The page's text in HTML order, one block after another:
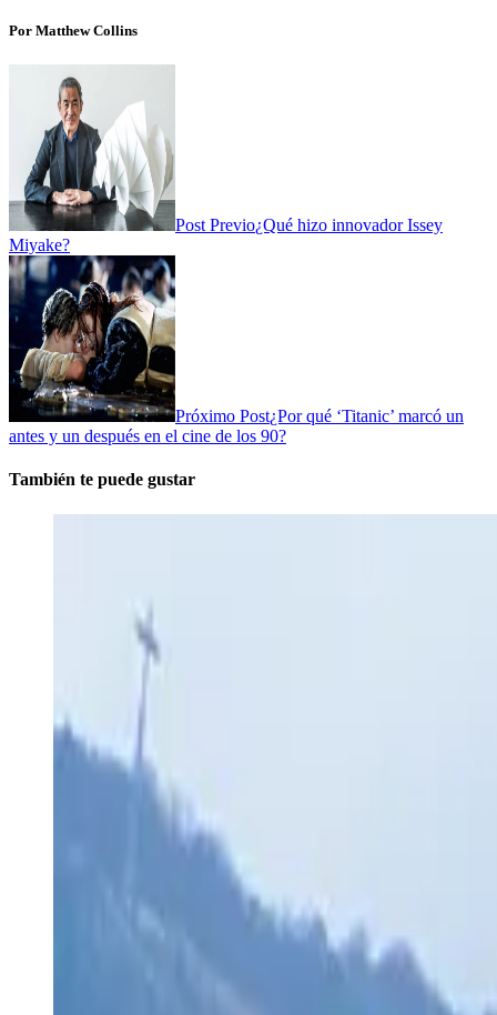
Por Matthew Collins
Post Previo¿Qué hizo innovador Issey
Miyake?
Próximo Post¿Por qué ‘Titanic’ marcó un
antes y un después en el cine de los 90?
También te puede gustar